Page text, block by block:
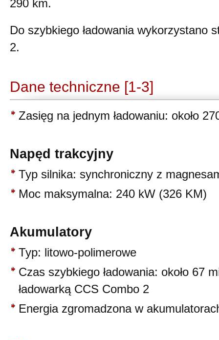
290 km.
Do szybkiego ładowania wykorzystano
2.
Dane techniczne [1-3]
Zasięg na jednym ładowaniu: około
Napęd trakcyjny
Typ silnika: synchroniczny z
Moc maksymalna: 240 kW (326 KM)
Akumulatory
Typ: litowo-polimerowe
Czas szybkiego ładowania: około 67
ładowarką CCS Combo 2
Energia zgromadzona w